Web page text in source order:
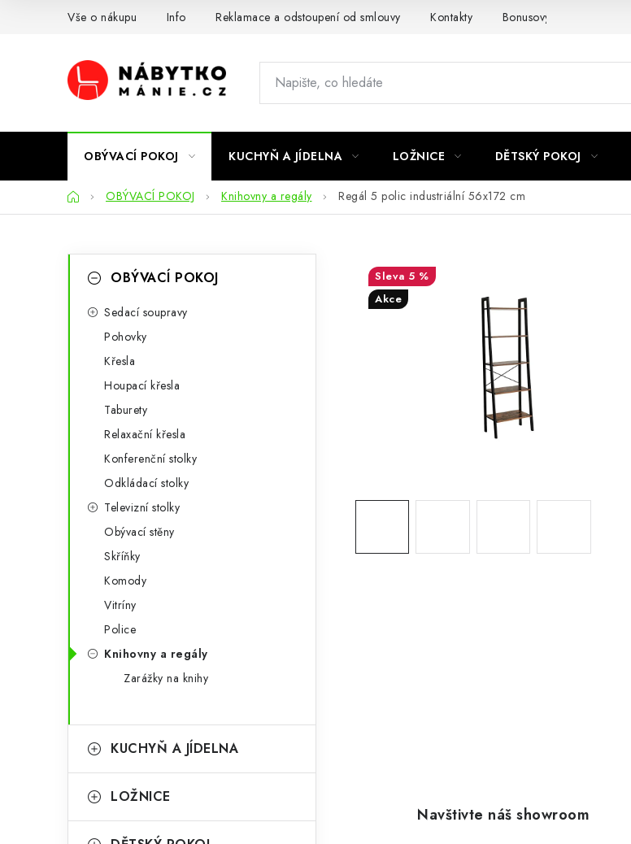
Vše o nákupu Info Reklamace a odstoupení od smlouvy Kontakty Bonusový program NBM+
OBÝVACÍ POKOJ KUCHYŇ A JÍDELNA LOŽNICE DĚTSKÝ POKOJ
DomůOBÝVACÍ POKOJ Knihovny a regály Regál 5 polic industriální 56x172 cm
e
l
kategorieOBÝVACÍ POKOJ
Sedací soupravy
Pohovky
Křesla
Houpací křesla
Taburety
Relaxační křesla
Konferenční stolky
Odkládací stolky
Televizní stolky
Obývací stěny
Skříňky
Komody
Vitríny
Police
Knihovny a regály
Zarážky na knihy
KUCHYŇ A JÍDELNA
LOŽNICE
5 %
Akce
Navštivte náš showroom